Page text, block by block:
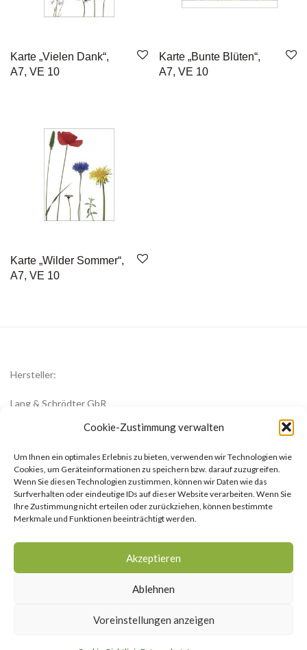
Cookie-Zustimmung verwalten
Um Ihnen ein optimales Erlebnis zu bieten, verwenden wir Technologien wie
Cookies, um Geräteinformationen zu speichern bzw. darauf zuzugreifen.
Wenn Sie diesen Technologien zustimmen, können wir Daten wie das
Surfverhalten oder eindeutige IDs auf dieser Website verarbeiten. Wenn Sie
Ihre Zustimmung nicht erteilen oder zurückziehen, können bestimmte
Merkmale und Funktionen beeinträchtigt werden.
Akzeptieren
Ablehnen
Voreinstellungen anzeigen
Karte „Vielen Dank“,
A7, VE 10
Karte „Bunte Blüten“,
A7, VE 10
Karte „Wilder Sommer“,
A7, VE 10
Hersteller:
Lang & Schrödter GbR
Königsberger Str. 8
office@zwiebelblueher.de
AGB
Cookie-Richtlinie (EU)